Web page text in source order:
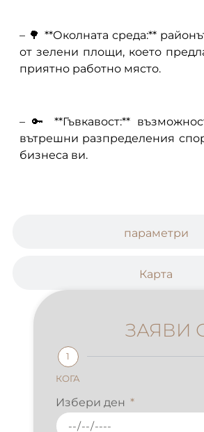
параметри
Карта
– 🌳 **Околната среда:**
от зелени площи, което
приятно работно място.
– 🔑 **Гъвкавост:**
вътрешни разпределения
бизнеса ви.
ЗАЯВИ
КОГА
Избери ден